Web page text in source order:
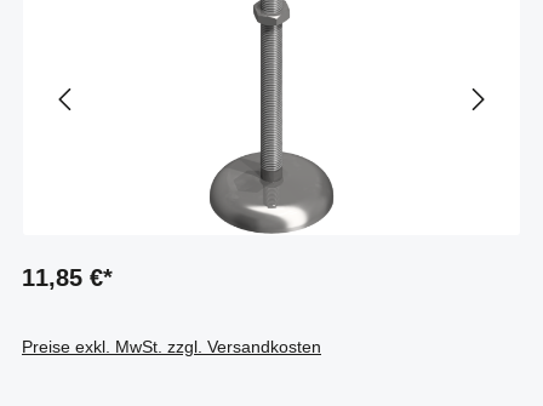
11,85 €*
Preise exkl. MwSt. zzgl. Versandkosten